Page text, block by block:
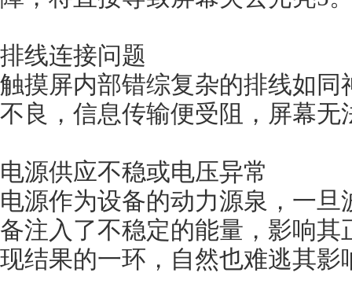
排线连接问题
触摸屏内部错综复杂的排线如同
不良，信息传输便受阻，屏幕
电源供应不稳或电压异常
电源作为设备的动力源泉，一旦
备注入了不稳定的能量，影响
现结果的一环，自然也难逃其影响